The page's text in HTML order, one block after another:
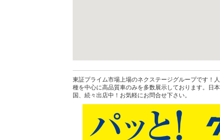
東証プライム市場上場のネクステージグループです！
種を中心に高品質車のみを多数展示しております。日
国、続々出店中！お気軽にお問合せ下さい。